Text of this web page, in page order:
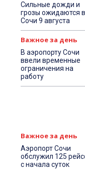
Сильные дожди и
грозы ожидаются в
Сочи 9 августа
Важное за день
В аэропорту Сочи
ввели временные
ограничения на
работу
Важное за день
Аэропорт Сочи
обслужил 125
с начала суток